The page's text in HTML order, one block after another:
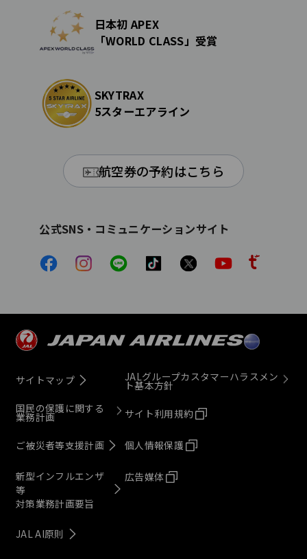
日本初 APEX
「WORLD CLASS」受賞
SKYTRAX
5スターエアライン
航空券の予約はこちら
公式SNS・コミュニケーションサイト
サイトマップ
国民の保護に関する
業務計画
ご被災者等支援計画
新型インフルエンザ
等
対策業務計画要旨
JAL AI原則
JALグループカスタマーハラスメン
ト基本方針
サイト利用規約
個人情報保護
広告媒体